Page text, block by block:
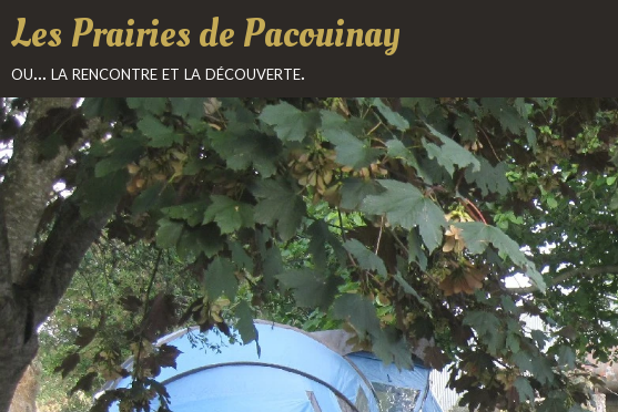
Les Prairies de Pacouinay
ou... la rencontre et la découverte.